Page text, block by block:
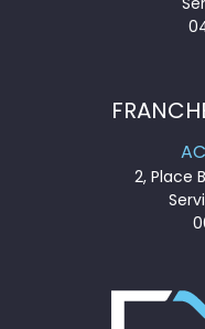
2, Place